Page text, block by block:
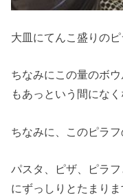
大皿にてんこ盛りのピ
ちなみにこの量のボ
もあっという間にな
ちなみに、このピラ
パスタ、ピザ、ピラ
にずっしりとたまりま